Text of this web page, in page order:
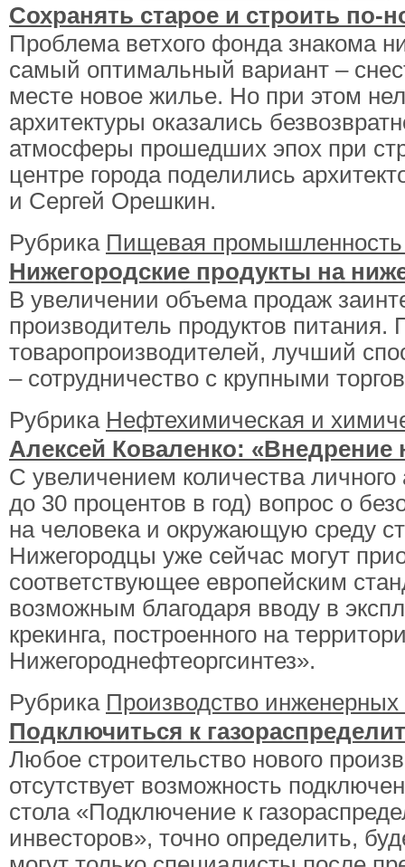
Сохранять старое и строить по-
Проблема ветхого фонда знакома
самый оптимальный вариант –
месте новое жилье. Но при этом
архитектуры оказались
атмосферы прошедших эпох при
центре города поделились
и Сергей Орешкин.
Рубрика Пищевая
Нижегородские продукты на
В увеличении объема продаж
производитель продуктов
товаропроизводителей, лучший
– сотрудничество с крупными
Рубрика Нефтехимическая и
Алексей Коваленко: «Внедрение
С увеличением количества личного
до 30 процентов в год) вопрос о
на человека и окружающую среду
Нижегородцы уже сейчас могут
соответствующее европейским
возможным благодаря вводу в
крекинга, построенного на
Нижегороднефтеоргсинтез».
Рубрика Производство
Подключиться к
Любое строительство нового
отсутствует возможность
стола «Подключение к
инвесторов», точно определить,